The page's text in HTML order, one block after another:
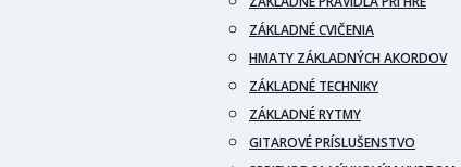
ZÁKLADNÉ CVIČENIA
HMATY ZÁKLADNÝCH AKORDOV
ZÁKLADNÉ TECHNIKY
ZÁKLADNÉ RYTMY
GITAROVÉ PRÍSLUŠENSTVO